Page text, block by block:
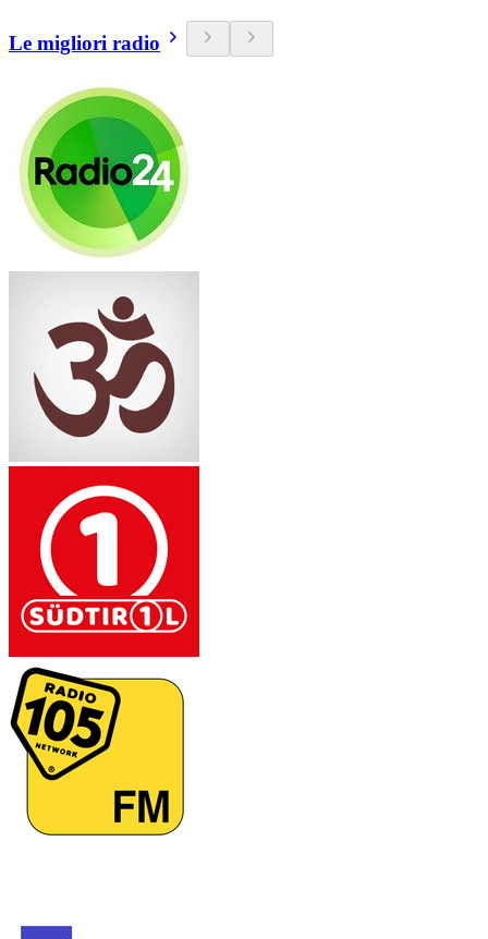
Le migliori radio